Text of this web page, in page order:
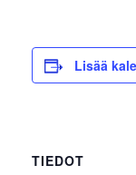
Lisää
TIEDOT